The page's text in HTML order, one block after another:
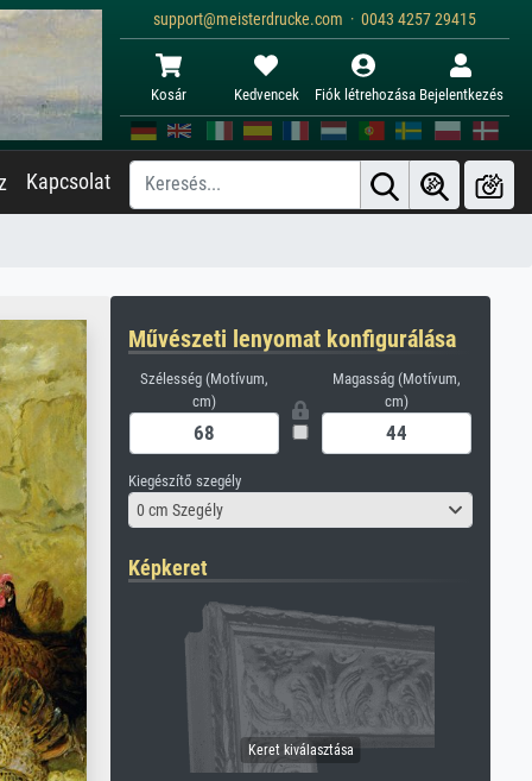
support@meisterdrucke.com · 0043 4257 29415
Kosár Kedvencek Fiók létrehozása Bejelentkezés
Kapcsolat
Művészeti lenyomat konfigurálása
Szélesség (Motívum,
cm)
Magasság (Motívum,
cm)
Kiegészítő szegély
0 cm Szegély
Képkeret